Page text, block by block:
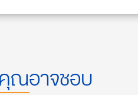
ณอาจชอบ